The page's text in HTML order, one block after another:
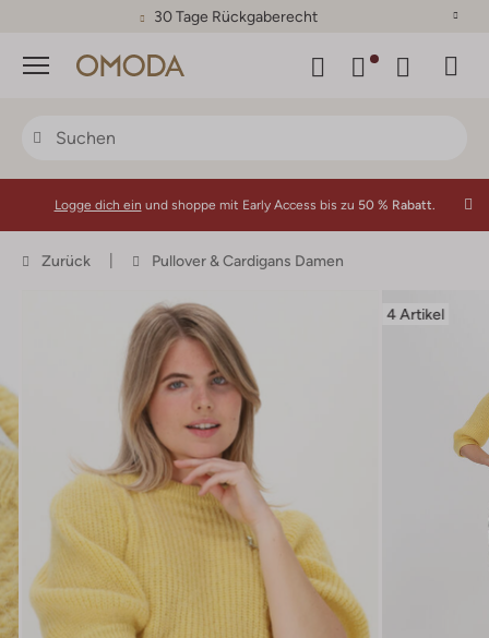
30 Tage Rückgaberecht
Menü
Logge dich ein und shoppe mit Early Access bis zu 50 % Rabatt.
Zurück Pullover & Cardigans Damen
4 Artikel